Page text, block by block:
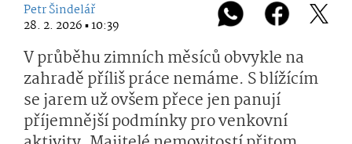
Petr Šindelář
28. 2. 2026 ▪ 10:39
V průběhu zimních měsíců obvykle na
zahradě příliš práce nemáme. S blížícím
se jarem už ovšem přece jen panují
příjemnější podmínky pro venkovní